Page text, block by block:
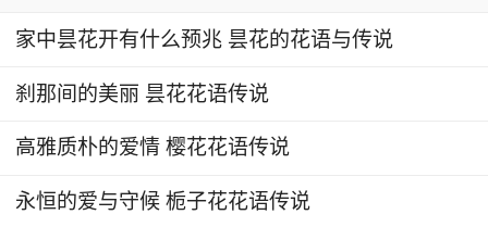
一些喜庆的气氛，这要是在过年就再应景不过了。
吸收氧气释放二氧化碳，粉掌完全不会，它分泌的
气体完全五毒，甚至可以放在卧室里养。
粉掌适合送什么人
家中昙花开有什么预兆 昙花的花语与传说
刹那间的美丽 昙花花语传说
高雅质朴的爱情 樱花花语传说
永恒的爱与守候 栀子花花语传说